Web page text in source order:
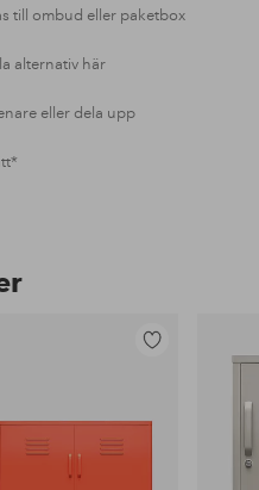
till ombud eller paketbox
alternativ här
eller dela upp